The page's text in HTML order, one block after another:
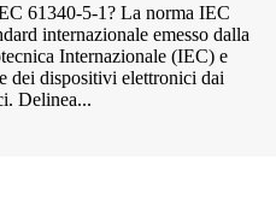
61340-5-1? La norma IEC
internazionale emesso dalla
Internazionale (IEC) e
dei dispositivi elettronici dai
Delinea...